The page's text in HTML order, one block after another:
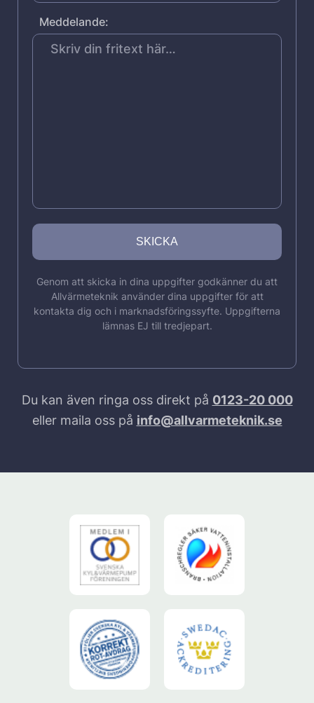
Meddelande:
Genom att skicka in dina uppgifter godkänner du att
Allvärmeteknik använder dina uppgifter för att
kontakta dig och i marknadsföringssyfte. Uppgifterna
lämnas EJ till tredjepart.
Du kan även ringa oss direkt på 0123-20 000
eller maila oss på info@allvarmeteknik.se